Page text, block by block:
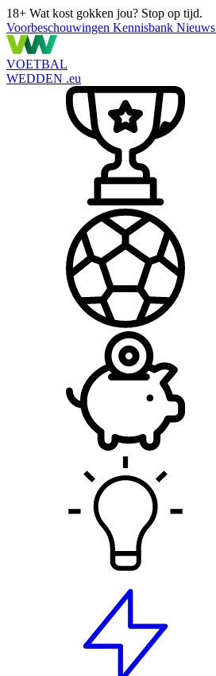
18+ Wat kost gokken jou? Stop op tijd.
Voorbeschouwingen Kennisbank Nieuws
VOETBAL
WEDDEN .eu